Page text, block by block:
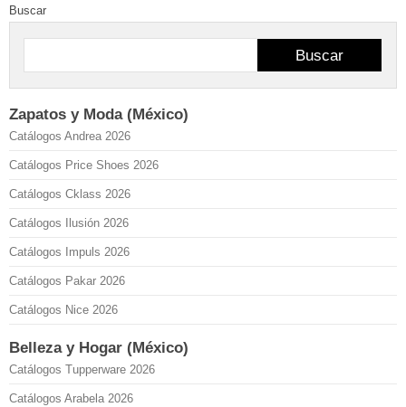
Buscar
Buscar
Zapatos y Moda (México)
Catálogos Andrea 2026
Catálogos Price Shoes 2026
Catálogos Cklass 2026
Catálogos Ilusión 2026
Catálogos Impuls 2026
Catálogos Pakar 2026
Catálogos Nice 2026
Belleza y Hogar (México)
Catálogos Tupperware 2026
Catálogos Arabela 2026